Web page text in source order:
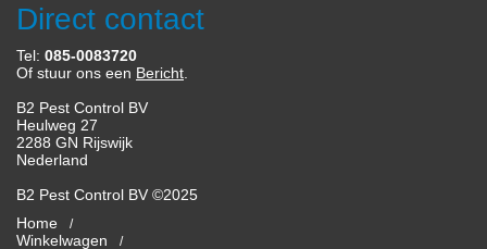
Direct contact
Tel: 085-0083720
Of stuur ons een Bericht
B2 Pest Control BV
Heulweg 27
2288 GN Rijswijk
Nederland
B2 Pest Control BV ©2025
Home
Winkelwagen